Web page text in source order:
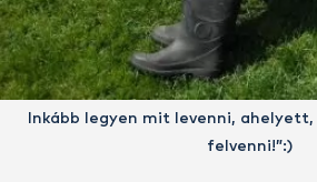
Inkább legyen mit levenni,
felvenni!”:)